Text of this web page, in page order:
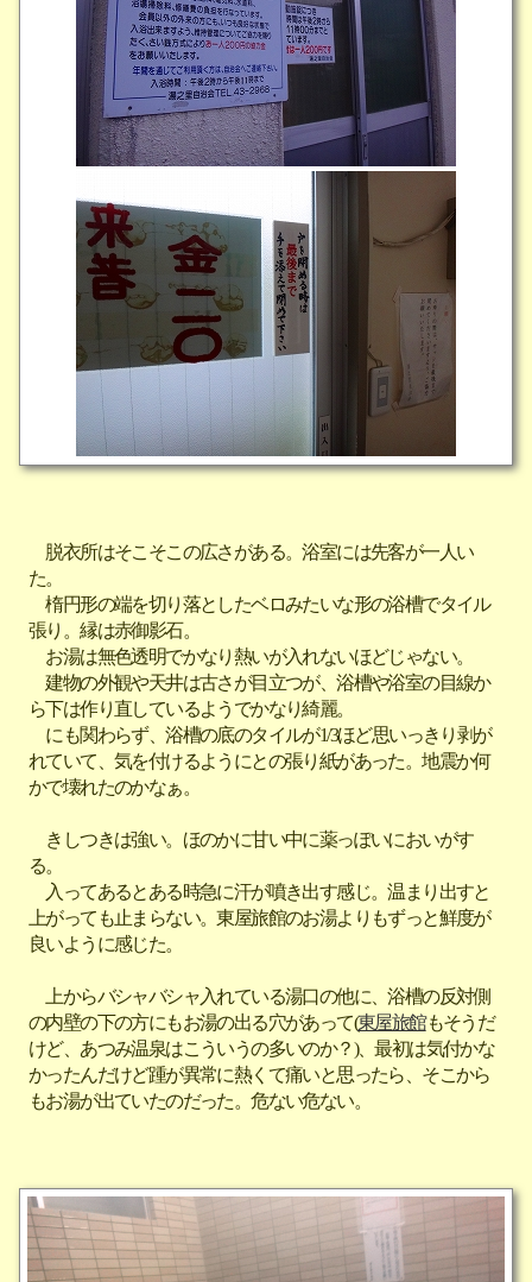
脱衣所はそこそこの広さがある。浴室には先客が一人い
た。
楕円形の端を切り落としたベロみたいな形の浴槽でタイル
張り。縁は赤御影石。
お湯は無色透明でかなり熱いが入れないほどじゃない。
建物の外観や天井は古さが目立つが、浴槽や浴室の目線か
ら下は作り直しているようでかなり綺麗。
にも関わらず、浴槽の底のタイルが1/3ほど思いっきり剥が
れていて、気を付けるようにとの張り紙があった。地震か何
かで壊れたのかなぁ。
きしつきは強い。ほのかに甘い中に薬っぽいにおいがす
る。
入ってあるとある時急に汗が噴き出す感じ。温まり出すと
上がっても止まらない。東屋旅館のお湯よりもずっと鮮度が
良いように感じた。
上からバシャバシャ入れている湯口の他に、浴槽の反対側
の内壁の下の方にもお湯の出る穴があって(東屋旅館もそうだ
けど、あつみ温泉はこういうの多いのか？)、最初は気付かな
かったんだけど踵が異常に熱くて痛いと思ったら、そこから
もお湯が出ていたのだった。危ない危ない。